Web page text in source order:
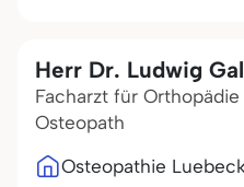
Herr Dr. Ludwig
Facharzt für
Osteopath
Osteopathie